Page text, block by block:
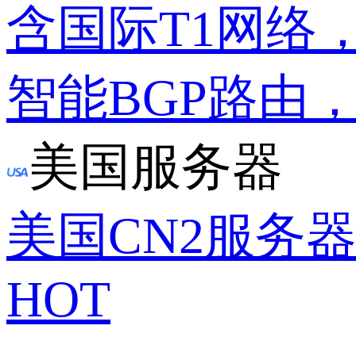
含国际T1网络
智能BGP路由
美国服务器
美国CN2服务器
HOT